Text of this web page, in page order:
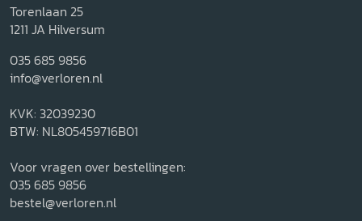
Torenlaan 25
1211 JA Hilversum
035 685 9856
info@verloren.nl
KVK: 32039230
BTW: NL805459716B01
Voor vragen over bestellingen:
035 685 9856
bestel@verloren.nl